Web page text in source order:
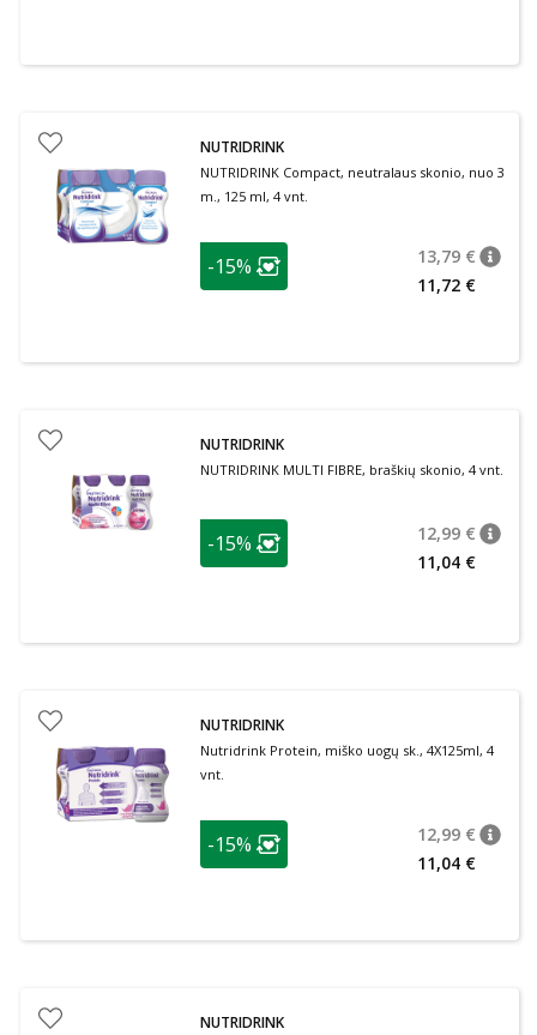
NUTRIDRINK
NUTRIDRINK Compact, neutralaus skonio, nuo 3
m., 125 ml, 4 vnt.
patarimas
Lojalumo klubo narių nuolaida
-15% 13,79 €
11,72 €
NUTRIDRINK
NUTRIDRINK MULTI FIBRE, braškių skonio, 4 vnt.
patarimas
Lojalumo klubo narių nuolaida
-15% 12,99 €
11,04 €
NUTRIDRINK
Nutridrink Protein, miško uogų sk., 4X125ml, 4
vnt.
patarimas
Lojalumo klubo narių nuolaida
-15% 12,99 €
11,04 €
NUTRIDRINK